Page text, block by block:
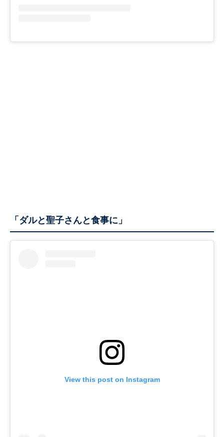
「ダルと聖子さんと食事に」
View this post on Instagram